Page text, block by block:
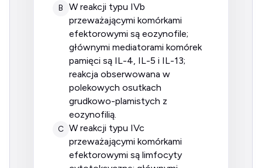
B
w reakcji typu IVb
przeważającymi komórkami
efektorowymi są eozynofile;
głównymi mediatorami komórek
pamięci są IL-4, IL-5 i IL-13;
reakcja obserwowana w
polekowych osutkach
grudkowo-plamistych z
eozynofilią.
C w reakcji typu IVc
przeważającymi komórkami
efektorowymi są limfocyty